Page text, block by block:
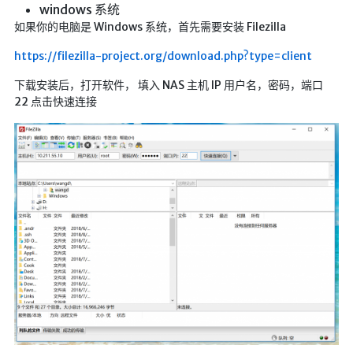
windows 系统
如果你的电脑是 Windows 系统，首先需要安装 Filezilla
https://filezilla-project.org/download.php?type=client
下载安装后，打开软件， 填入 NAS 主机 IP 用户名，密码，端口
22 点击快速连接
电流变形效果
🚩合集
文章
⌛时光轴
隐私政策
仓库
音乐解析 半成品
低价开会员